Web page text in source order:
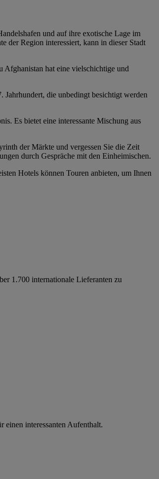
und auf ihre exotische Lage im
der Region interessiert, kann in dieser Stadt
Afghanistan hat eine vielschichtige und
Jahrhundert, die unbedingt besichtigt werden
Es bietet eine interessante Mischung aus
der Märkte und vergessen Sie die Zeit
durch Gespräche mit den Einheimischen.
Hotels können Touren anbieten, um Ihnen
1.700 internationale Lieferanten zu
einen interessanten Aufenthalt.